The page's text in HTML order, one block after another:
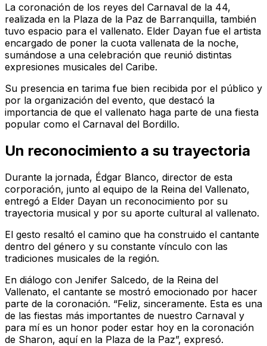
La coronación de los reyes del Carnaval de la 44,
realizada en la Plaza de la Paz de Barranquilla, también
tuvo espacio para el vallenato. Elder Dayan fue el artista
encargado de poner la cuota vallenata de la noche,
sumándose a una celebración que reunió distintas
expresiones musicales del Caribe.
Su presencia en tarima fue bien recibida por el público y
por la organización del evento, que destacó la
importancia de que el vallenato haga parte de una fiesta
popular como el Carnaval del Bordillo.
Un reconocimiento a su trayectoria
Durante la jornada, Édgar Blanco, director de esta
corporación, junto al equipo de la Reina del Vallenato,
entregó a Elder Dayan un reconocimiento por su
trayectoria musical y por su aporte cultural al vallenato.
El gesto resaltó el camino que ha construido el cantante
dentro del género y su constante vínculo con las
tradiciones musicales de la región.
En diálogo con Jenifer Salcedo, de la Reina del
Vallenato, el cantante se mostró emocionado por hacer
parte de la coronación. “Feliz, sinceramente. Esta es una
de las fiestas más importantes de nuestro Carnaval y
para mí es un honor poder estar hoy en la coronación
de Sharon, aquí en la Plaza de la Paz”, expresó.